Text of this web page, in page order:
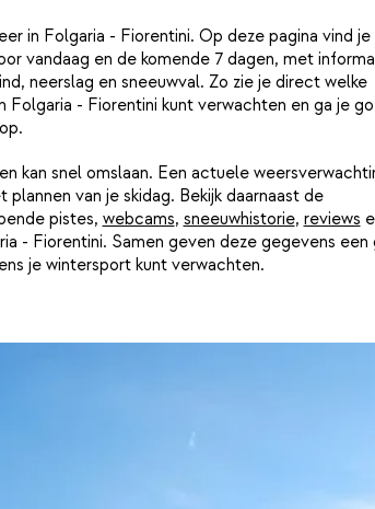
in Folgaria - Fiorentini. Op deze pagina vind je
vandaag en de komende 7 dagen, met
neerslag en sneeuwval. Zo zie je direct welke
Folgaria - Fiorentini kunt verwachten en ga je
kan snel omslaan. Een actuele
plannen van je skidag. Bekijk daarnaast de
pistes, webcams, sneeuwhistorie, reviews
- Fiorentini. Samen geven deze gegevens een
je wintersport kunt verwachten.